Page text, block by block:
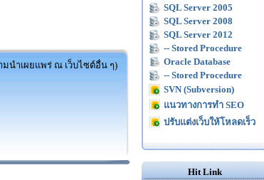
มนำเผยแพร่ ณ เว็บไซต์อื่น ๆ)
SQL Server 2005
SQL Server 2008
SQL Server 2012
-- Stored Procedure
Oracle Database
-- Stored Procedure
SVN (Subversion)
แนวทางการทำ SEO
ปรับแต่งเว็บให้โหลดเร็ว
Hit Link